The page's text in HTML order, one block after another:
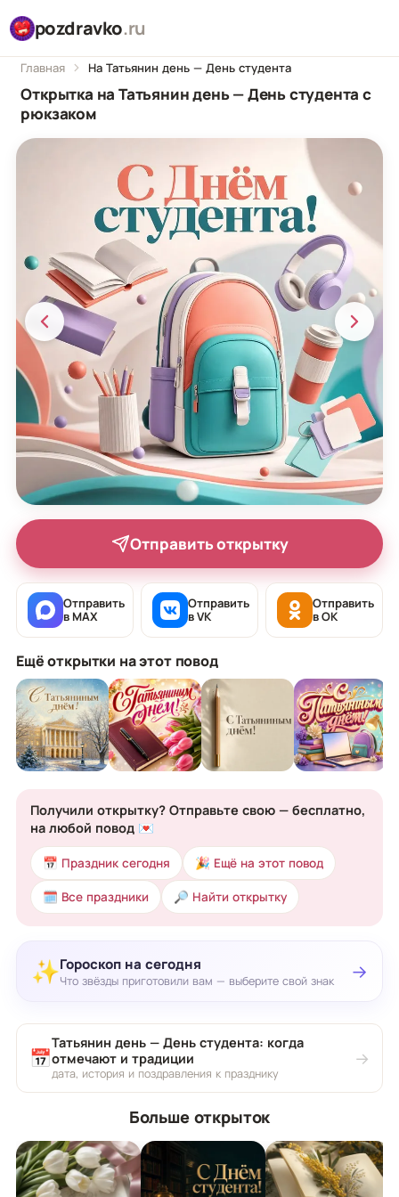
pozdravko.ru
Главная На Татьянин день — День студента
Открытка на Татьянин день — День студента с
рюкзаком
Отправить открытку
Отправить
в MAX
Отправить
в VK
Отправить
в OK
Ещё открытки на этот повод
Получили открытку? Отправьте свою — бесплатно,
на любой повод 💌
📅 Праздник сегодня 🎉 Ещё на этот повод
🗓 Все праздники 🔎 Найти открытку
✨Гороскоп на сегодня
Что звёзды приготовили вам — выберите свой знак →
📅
Татьянин день — День студента: когда
отмечают и традиции
дата, история и поздравления к празднику
→
Больше открыток